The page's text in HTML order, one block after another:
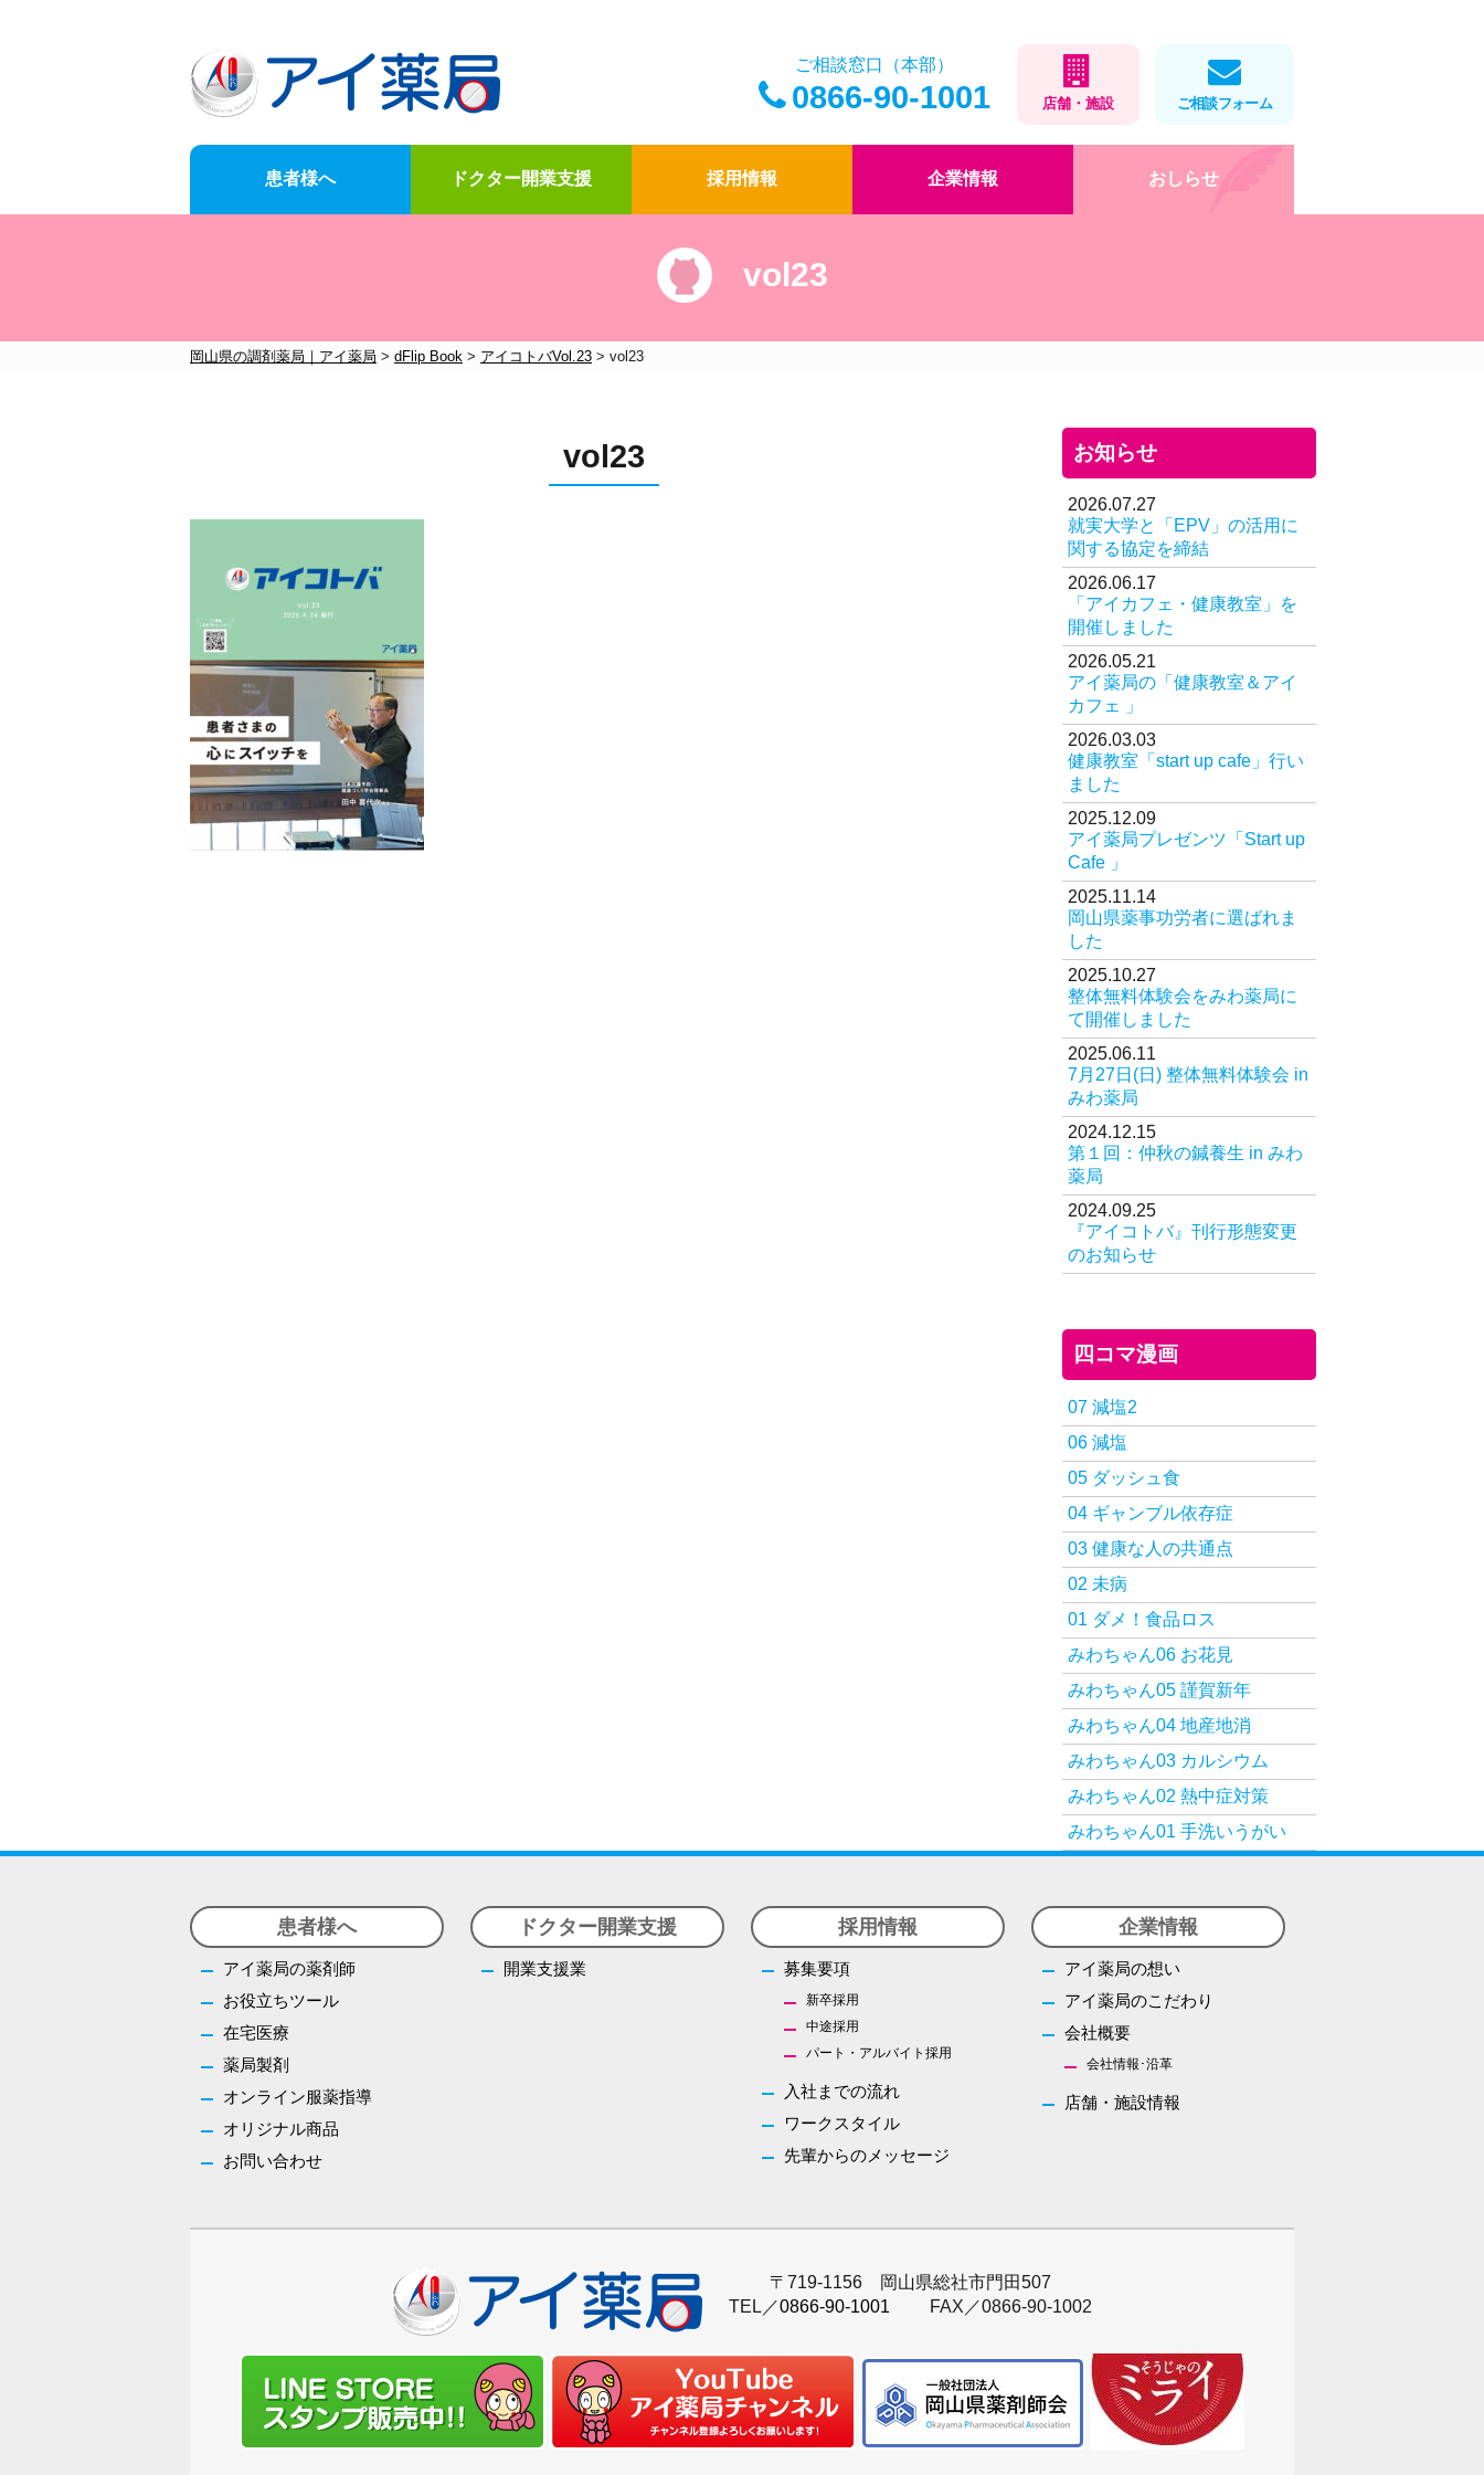
ご相談窓口（本部）
0866-90-1001 店舗・施設 ご相談フォーム
患者様へ
アイ薬局の薬剤師
健康教室
お役立ちツール
オリジナル商品
医薬品の特定販売
お問い合わせ
ドクター開業支援
ドクター開業支援
採用情報 企業情報
アイ薬局の想い
インターンシップ(栄養学
おしらせ
四コマ漫画
vol23
岡山県の調剤薬局｜アイ薬局 > dFlip Book > アイコトバVol.23 > vol23
vol23 お知らせ
2026.07.27
就実大学と「EPV」の活用に
関する協定を締結
2026.06.17
「アイカフェ・健康教室」を
開催しました
2026.05.21
アイ薬局の「健康教室＆アイ
カフェ 」
2026.03.03
健康教室「start up cafe」行い
ました
2025.12.09
アイ薬局プレゼンツ「Start up
Cafe 」
2025.11.14
岡山県薬事功労者に選ばれま
した
2025.10.27
整体無料体験会をみわ薬局に
て開催しました
2025.06.11
7月27日(日) 整体無料体験会 in
みわ薬局
2024.12.15
第１回：仲秋の鍼養生 in みわ
薬局
2024.09.25
『アイコトバ』刊行形態変更
のお知らせ
四コマ漫画
07 減塩2
06 減塩
05 ダッシュ食
04 ギャンブル依存症
03 健康な人の共通点
02 未病
01 ダメ！食品ロス
みわちゃん06 お花見
みわちゃん05 謹賀新年
みわちゃん04 地産地消
みわちゃん03 カルシウム
みわちゃん02 熱中症対策
みわちゃん01 手洗いうがい
患者様へ
アイ薬局の薬剤師
お役立ちツール
在宅医療
薬局製剤
オンライン服薬指導
オリジナル商品
お問い合わせ
ドクター開業支援
開業支援業
採用情報
募集要項
新卒採用
中途採用
パート・アルバイト採用
入社までの流れ
ワークスタイル
先輩からのメッセージ
企業情報
アイ薬局の想い
アイ薬局のこだわり
会社概要
会社情報･沿革
店舗・施設情報
〒719-1156 岡山県総社市門田507
TEL／0866-90-1001 FAX／0866-90-1002